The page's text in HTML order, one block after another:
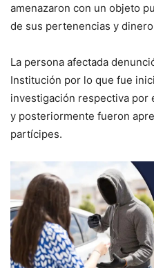
amenazaron con un objeto
de sus pertenencias y
La persona afectada
Institución por lo que fue
investigación respectiva por
y posteriormente fueron
partícipes.